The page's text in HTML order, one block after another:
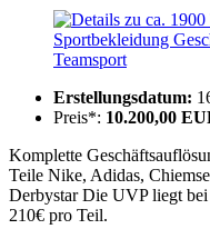
Erstellungsdatum:
Preis*: 10.200,00
Komplette
Teile Nike, Adidas,
Derbystar Die UVP liegt
210€ pro Teil.